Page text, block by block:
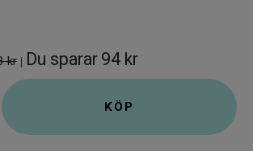
kr | Du sparar 94 kr
KÖP